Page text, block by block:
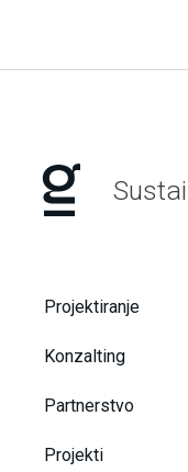
Projektiranje
Konzalting
Partnerstvo
Projekti